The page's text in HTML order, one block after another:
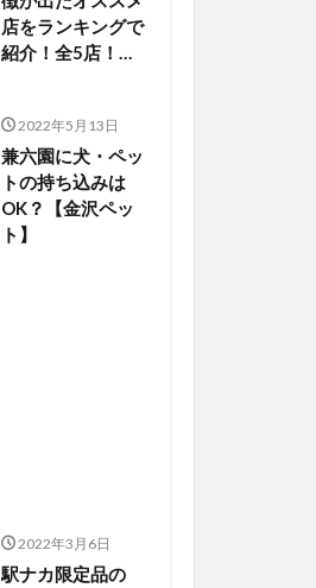
店をランキングで
紹介！全5店！
2022年5月13日
兼六園に犬・ペッ
トの持ち込みは
OK？【金沢ペッ
ト】
2022年3月6日
駅ナカ限定品の